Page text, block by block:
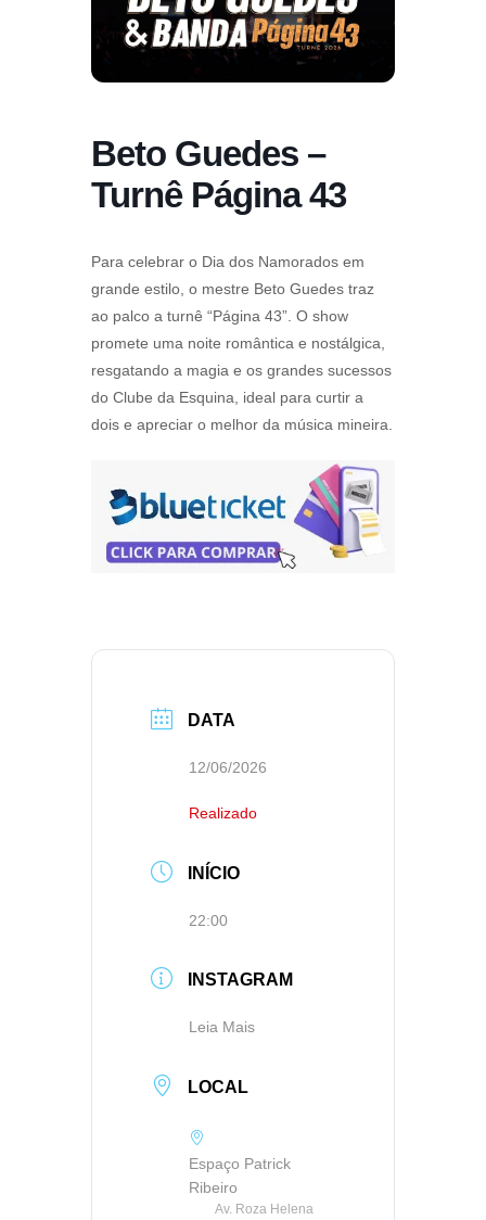
Beto Guedes –
Turnê Página 43
Para celebrar o Dia dos Namorados em
grande estilo, o mestre Beto Guedes traz
ao palco a turnê “Página 43”. O show
promete uma noite romântica e nostálgica,
resgatando a magia e os grandes sucessos
do Clube da Esquina, ideal para curtir a
dois e apreciar o melhor da música mineira.
DATA
12/06/2026
Realizado
INÍCIO
22:00
INSTAGRAM
Leia Mais
LOCAL
Espaço Patrick
Ribeiro
Av. Roza Helena